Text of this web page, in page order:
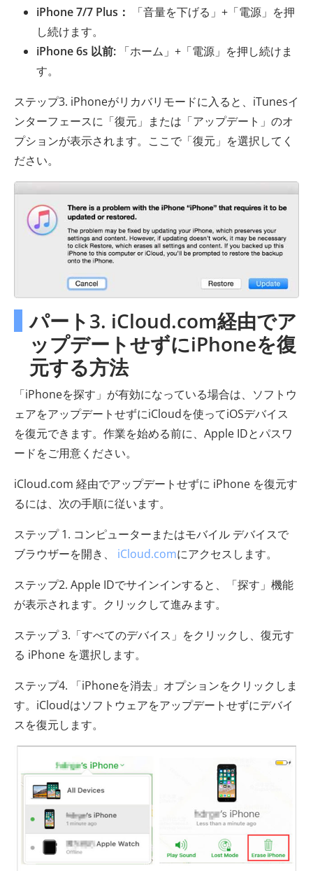
iPhone 7/7 Plus：
「音量を下げる」+「電源」を押
し続けます。
iPhone 6s 以前: 「ホーム」+「電源」を押し続けま
す。
ステップ3. iPhoneがリカバリモードに入ると、iTunesイ
ンターフェースに「復元」または「アップデート」のオ
プションが表示されます。ここで「復元」を選択してく
ださい。
パート3. iCloud.com経由でア
ップデートせずにiPhoneを復
元する方法
「iPhoneを探す」が有効になっている場合は、ソフトウ
ェアをアップデートせずにiCloudを使ってiOSデバイス
を復元できます。作業を始める前に、Apple IDとパスワ
ードをご用意ください。
iCloud.com 経由でアップデートせずに iPhone を復元す
るには、次の手順に従います。
ステップ 1. コンピューターまたはモバイル デバイスで
ブラウザーを開き、 iCloud.comにアクセスします。
ステップ2. Apple IDでサインインすると、「探す」機能
が表示されます。クリックして進みます。
ステップ 3.「すべてのデバイス」をクリックし、復元す
る iPhone を選択します。
ステップ4. 「iPhoneを消去」オプションをクリックしま
す。iCloudはソフトウェアをアップデートせずにデバイ
スを復元します。